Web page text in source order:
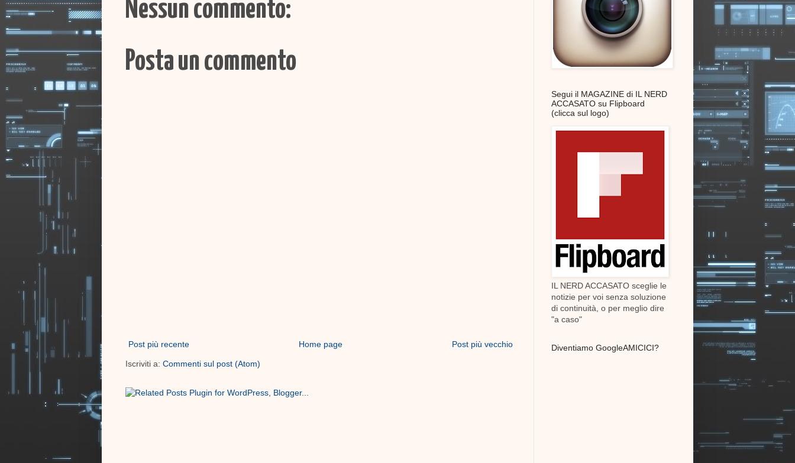
Nessun commento:
Posta un commento
Post più recente Post più vecchio
Home page
Iscriviti a: Commenti sul post (Atom)
Segui il MAGAZINE di IL NERD
ACCASATO su Flipboard
(clicca sul logo)
IL NERD ACCASATO sceglie le
notizie per voi senza soluzione
di continuità, o per meglio dire
"a caso"
Diventiamo GoogleAMICICI?